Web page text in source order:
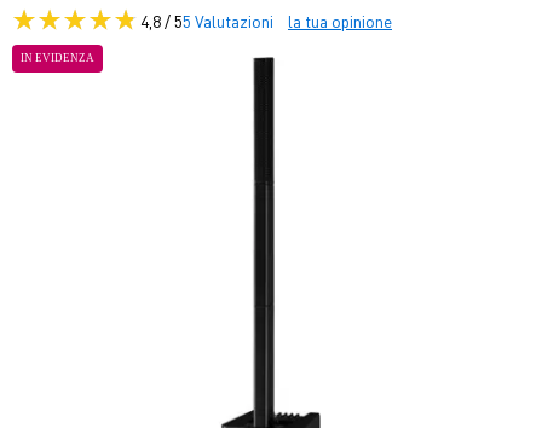
4,8 / 55 Valutazioni la tua opinione
IN EVIDENZA